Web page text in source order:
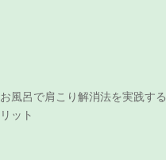
お風呂で肩こり解消法を実践す
リット